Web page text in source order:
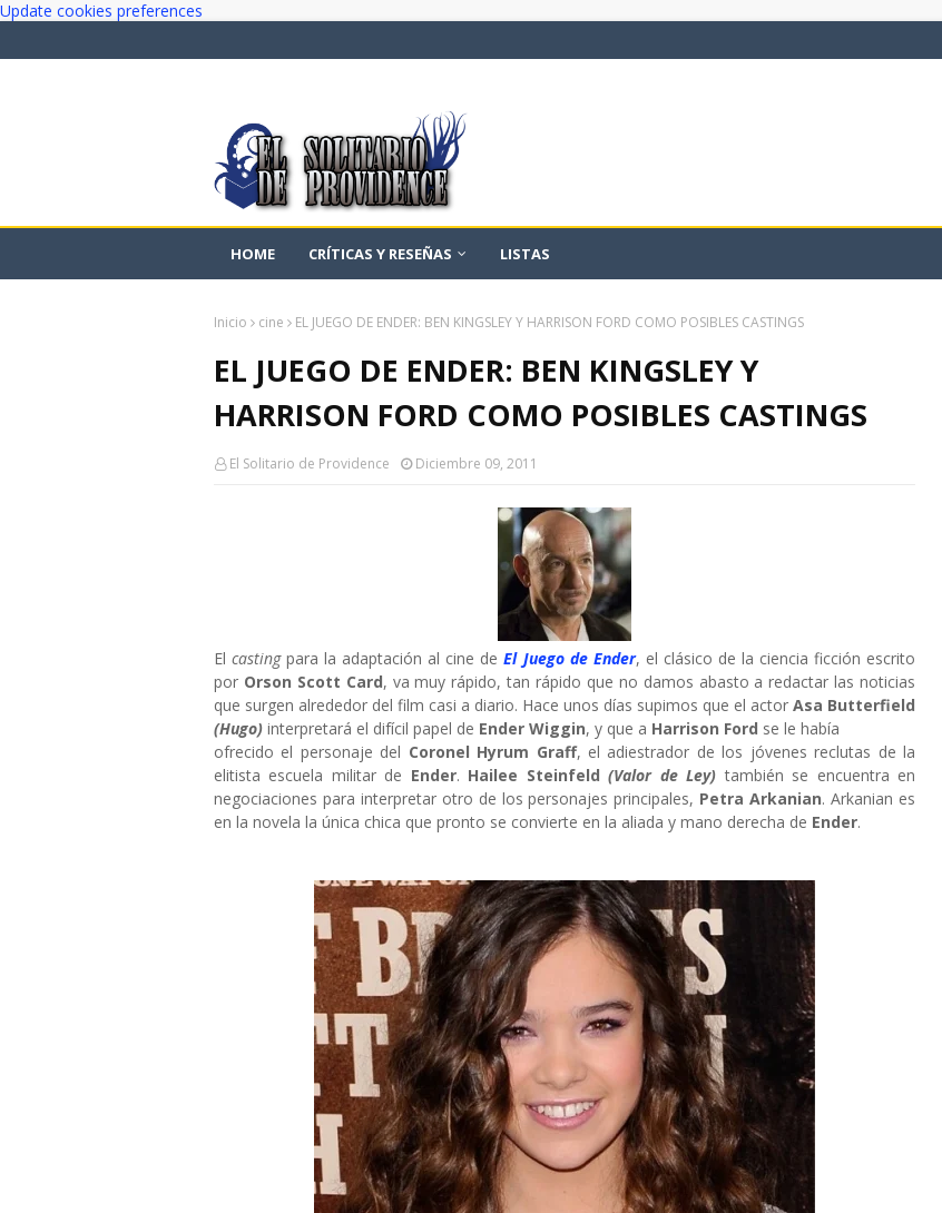
Update cookies preferences
HOME CRÍTICAS Y RESEÑAS LISTAS
Inicio cine EL JUEGO DE ENDER: BEN KINGSLEY Y HARRISON FORD COMO POSIBLES CASTINGS
EL JUEGO DE ENDER: BEN KINGSLEY Y
HARRISON FORD COMO POSIBLES CASTINGS
El Solitario de Providence Diciembre 09, 2011
Elcastingpara la adaptación al cine deEl Juego de Ender, el clásico de la ciencia ficción escrito
por Orson Scott Card, va muy rápido, tan rápido que no damos abasto a redactar las noticias
que surgen alrededor del film casi a diario. Hace unos días supimos que el actor Asa Butterfield
(Hugo) interpretará el difícil papel de Ender Wiggin, y que a Harrison Ford se le había
ofrecido el personaje del Coronel Hyrum Graff, el adiestrador de los jóvenes reclutas de la
elitista escuela militar de Ender. Hailee Steinfeld(Valor de Ley) también se encuentra en
negociaciones para interpretar otro de los personajes principales, Petra Arkanian. Arkanian es
en la novela la única chica que pronto se convierte en la aliada y mano derecha de Ender.